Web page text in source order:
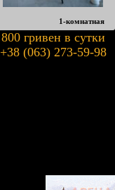
1-комнатная
800 гривен в сутки
+38 (063) 273-59-98